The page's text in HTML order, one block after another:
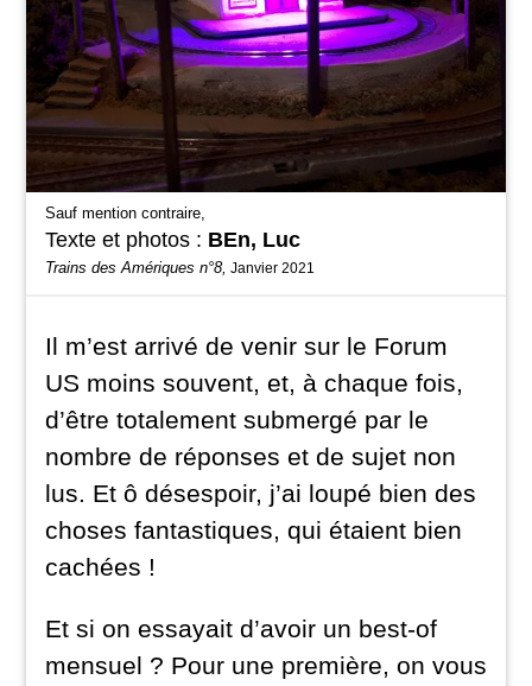
Sauf mention contraire,
Texte et photos : BEn, Luc
Trains des Amériques n°8, Janvier 2021
Il m’est arrivé de venir sur le Forum
US moins souvent, et, à chaque fois,
d’être totalement submergé par le
nombre de réponses et de sujet non
lus. Et ô désespoir, j’ai loupé bien des
choses fantastiques, qui étaient bien
cachées !
Et si on essayait d’avoir un best-of
mensuel ? Pour une première, on vous